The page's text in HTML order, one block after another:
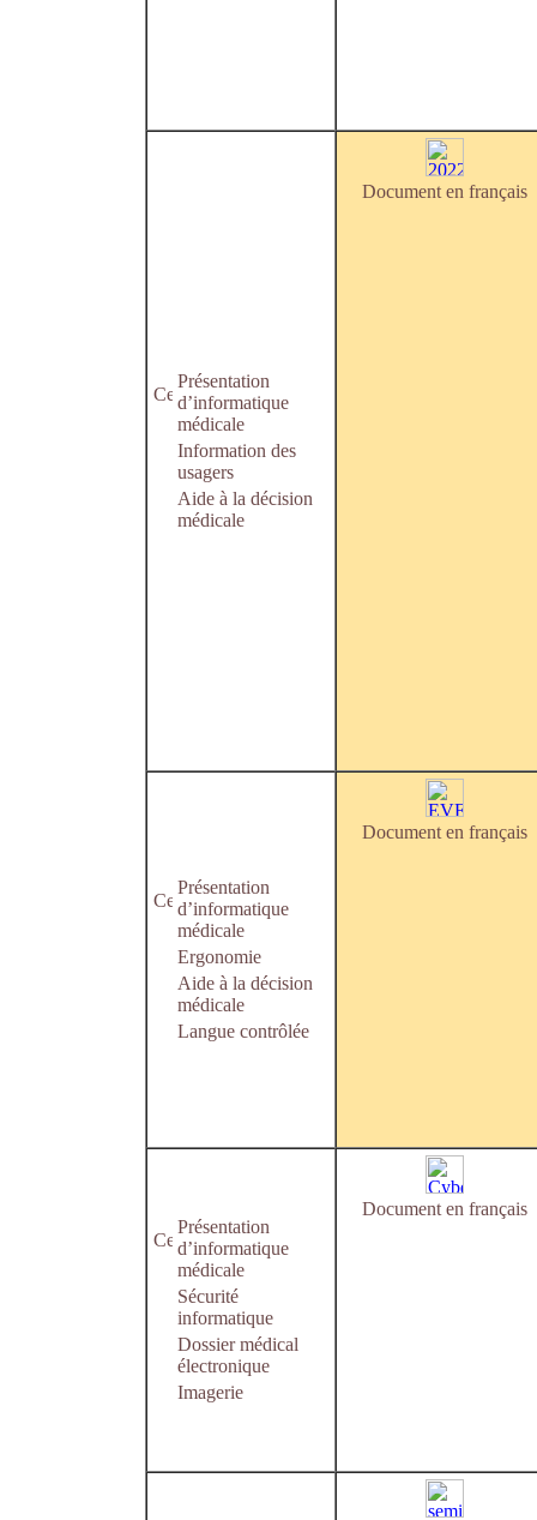
Présentation
d’informatique
médicale
Information des
usagers
Aide à la décision
médicale
Document en français
Présentation
d’informatique
médicale
Ergonomie
Aide à la décision
médicale
Langue contrôlée
Document en français
Présentation
d’informatique
médicale
Sécurité
informatique
Dossier médical
électronique
Imagerie
Document en français